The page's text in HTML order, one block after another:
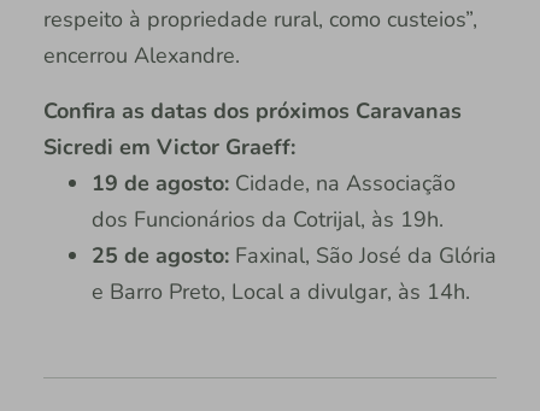
respeito à propriedade rural, como custeios”,
encerrou Alexandre.
Confira as datas dos próximos Caravanas
Sicredi em Victor Graeff:
19 de agosto:Cidade, na Associação
dos Funcionários da Cotrijal, às 19h.
25 de agosto:Faxinal, São José da Glória
e Barro Preto, Local a divulgar, às 14h.